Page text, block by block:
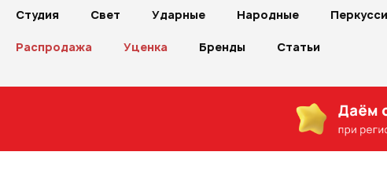
Студия Свет Ударные Народные
Распродажа Уценка Бренды Статьи